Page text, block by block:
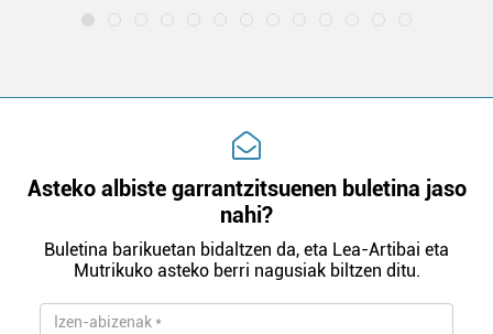
Webgune honek cookie propioak eta hirugarrenen cookie-
baliatzen gara. Ohar hau onartuz gero, teknologia hori
Asteko albiste garrantzitsuenen buletina jaso
nahi?
Buletina barikuetan bidaltzen da, eta Lea-Artibai eta
Mutrikuko asteko berri nagusiak biltzen ditu.